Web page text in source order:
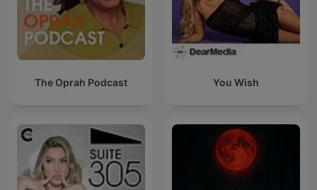
The Oprah Podcast You Wish